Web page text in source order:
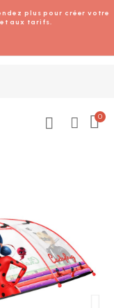
plus pour créer votre
aux tarifs.